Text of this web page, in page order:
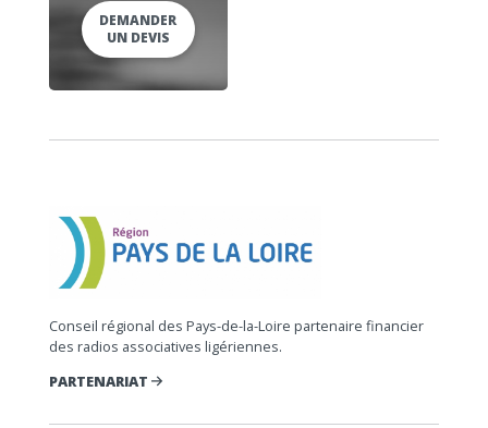
DEMANDER
UN DEVIS
Conseil régional des Pays-de-la-Loire partenaire financier
des radios associatives ligériennes.
PARTENARIAT